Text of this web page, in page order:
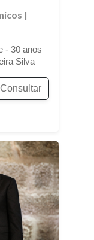
|
- 30 anos
Silva
Consultar